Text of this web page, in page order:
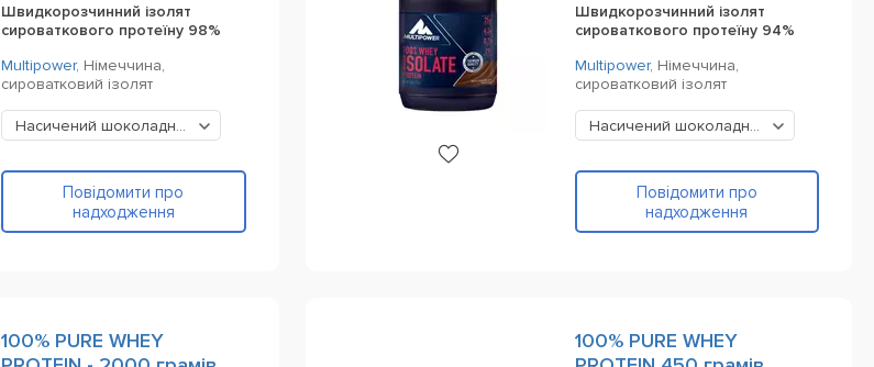
Швидкорозчинний ізолят
сироваткового протеїну 98%
Multipower, Німеччина,
сироватковий ізолят
Насичений шоколадний
Повідомити про
надходження
Швидкорозчинний ізолят
сироваткового протеїну 94%
Multipower, Німеччина,
сироватковий ізолят
Насичений шоколадний
Повідомити про
надходження
100% PURE WHEY
100% PURE WHEY